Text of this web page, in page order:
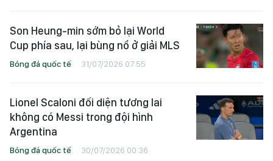
Son Heung-min sớm bỏ lại World
Cup phía sau, lại bùng nổ ở giải MLS
Bóng đá quốc tế 31/07/2026 07:55
Lionel Scaloni đối diện tương lai
không có Messi trong đội hình
Argentina
Bóng đá quốc tế 30/07/2026 00:36